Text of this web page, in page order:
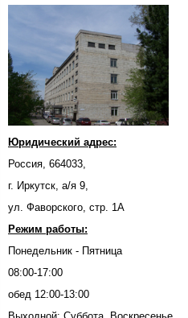
Юридический адрес:
Россия, 664033,
г. Иркутск, а/я 9,
ул. Фаворского, стр. 1А
Режим работы:
Понедельник - Пятница
08:00-17:00
обед 12:00-13:00